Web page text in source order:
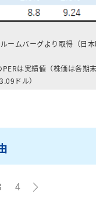
ームバーグより取得（日
は実績値（株価は各期
ドル）
4